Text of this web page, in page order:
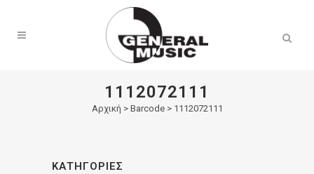
1112072111
Αρχική > Barcode > 1112072111
ΚΑΤΗΓΟΡΊΕΣ